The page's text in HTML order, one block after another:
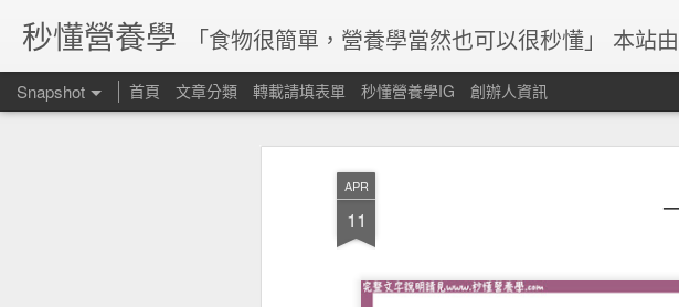
APR
11
秒懂營養學 「食物很簡單，營養學當然也可以很秒懂」 本
Snapshot 首頁 文章分類 轉載請填表單 秒懂營養學IG 創辦人資訊